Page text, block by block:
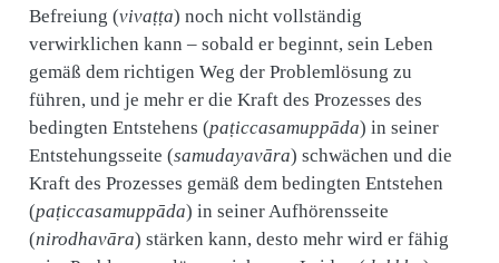
Befreiung (vivaṭṭa) noch nicht vollständig
verwirklichen kann – sobald er beginnt, sein Leben
gemäß dem richtigen Weg der Problemlösung zu
führen, und je mehr er die Kraft des Prozesses des
bedingten Entstehens (paṭiccasamuppāda) in seiner
Entstehungsseite (samudayavāra) schwächen und die
Kraft des Prozesses gemäß dem bedingten Entstehen
(paṭiccasamuppāda) in seiner Aufhörensseite
(nirodhavāra) stärken kann, desto mehr wird er fähig